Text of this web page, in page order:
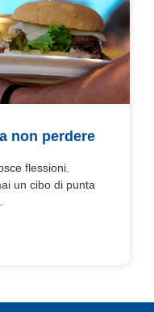
non perdere
flessioni.
un cibo di punta